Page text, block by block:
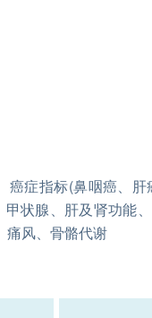
癌症指标(鼻咽癌、肝
状腺、肝及肾功能
痛风、骨骼代谢